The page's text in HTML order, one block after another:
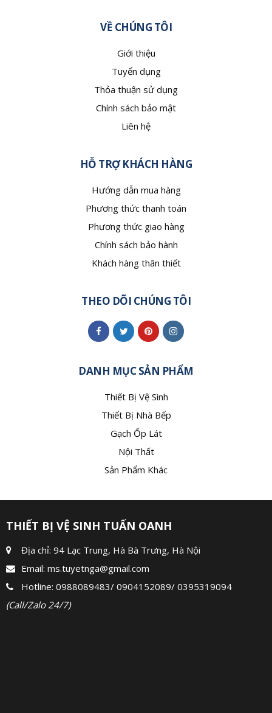
VỀ CHÚNG TÔI
Giới thiệu
Tuyển dụng
Thỏa thuận sử dụng
Chính sách bảo mật
Liên hệ
HỖ TRỢ KHÁCH HÀNG
Hướng dẫn mua hàng
Phương thức thanh toán
Phương thức giao hàng
Chính sách bảo hành
Khách hàng thân thiết
THEO DÕI CHÚNG TÔI
DANH MỤC SẢN PHẨM
Thiết Bị Vệ Sinh
Thiết Bị Nhà Bếp
Gạch Ốp Lát
Nội Thất
Sản Phẩm Khác
THIẾT BỊ VỆ SINH TUẤN OANH
Địa chỉ: 94 Lạc Trung, Hà Bà Trưng, Hà Nội
Email: ms.tuyetnga@gmail.com
Hotline: 0988089483/ 0904152089/ 0395319094
(Call/Zalo 24/7)